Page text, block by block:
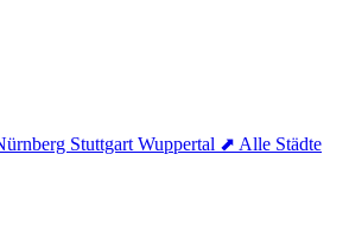
Stuttgart Wuppertal ⬈ Alle Städte